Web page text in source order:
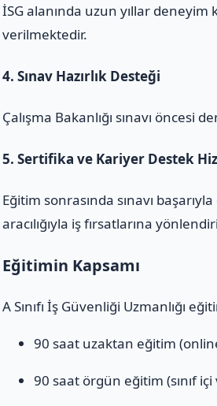
İSG alanında uzun yıllar
verilmektedir.
4. Sınav Hazırlık Desteği
Çalışma Bakanlığı sınavı
5. Sertifika ve Kariyer Destek
Eğitim sonrasında sınavı
aracılığıyla iş fırsatlarına
Eğitimin Kapsamı
A Sınıfı İş Güvenliği Uzmanlığı
90 saat uzaktan eğitim
90 saat örgün eğitim (sınıf